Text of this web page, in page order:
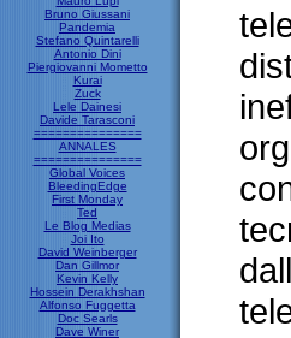
Bruno Giussani
Pandemia
Stefano Quintarelli
Antonio Dini
Piergiovanni Mometto
Kurai
Zuck
Lele Dainesi
Davide Tarasconi
===============
ANNALES
===============
Global Voices
BleedingEdge
First Monday
Ted
Le Blog Medias
Joi Ito
David Weinberger
Dan Gillmor
Kevin Kelly
Hossein Derakhshan
Alfonso Fuggetta
Doc Searls
Dave Winer